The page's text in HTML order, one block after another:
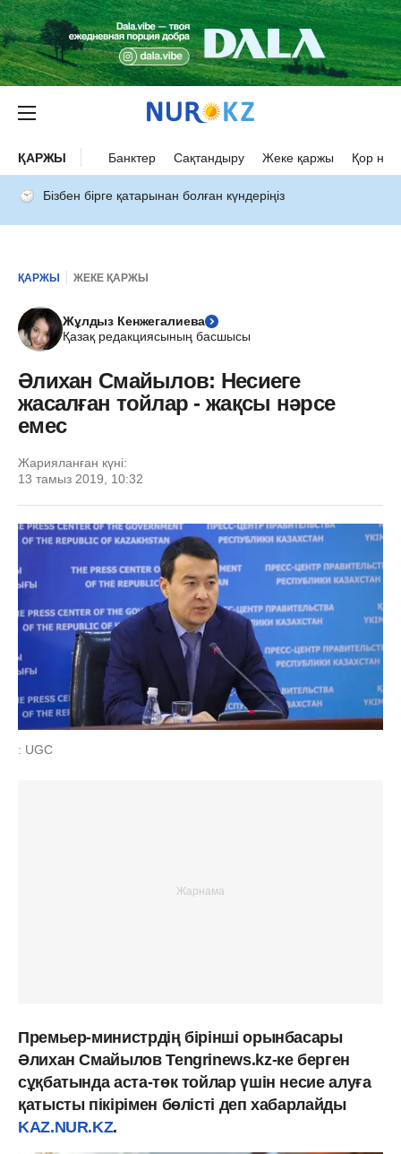
ҚАРЖЫ Банктер Сақтандыру Жеке қаржы Қор
Бізбен бірге қатарынан болған күндеріңіз
ҚАРЖЫ ЖЕКЕ ҚАРЖЫ
Жұлдыз Кенжегалиева
Қазақ редакциясының басшысы
Әлихан Смайылов: Несиеге
жасалған тойлар - жақсы нәрсе
емес
Жарияланған күні:
13 тамыз 2019, 10:32
: UGC
Премьер-министрдің бірінші орынбасары
Әлихан Смайылов Tengrinews.kz-ке берген
сұқбатында аста-төк тойлар үшін несие алуға
қатысты пікірімен бөлісті деп хабарлайды
KAZ.NUR.KZ.